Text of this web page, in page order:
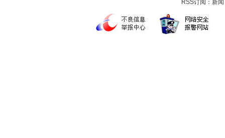
（KHARTOUM）。 港口距国际机场约
（CAIRO）及喀土穆。 该港属热带沙
RSS订阅： 新闻